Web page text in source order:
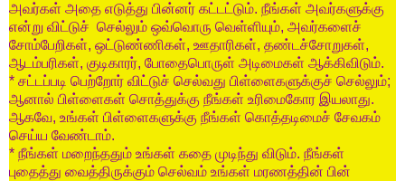
அவர்கள் அதை எடுத்து பின்னர் கட்டட்டும். நீங்கள் அவர்களுக்கு
என்று விட்டுச் செல்லும் ஒவ்வொரு வெள்ளியும், அவர்களைச்
சோம்பேறிகள், ஒட்டுண்ணிகள், ஊதாரிகள், தண்டச்சோறுகள்,
ஆடம்பரிகள், குடிகாரர், போதைபொருள் அடிமைகள் ஆக்கிவிடும்.
* சட்டப்படி பெற்றோர் விட்டுச் செல்வது பிள்ளைகளுக்குச் செல்லும்;
ஆனால் பிள்ளைகள் சொத்துக்கு நீங்கள் உரிமைகோர இயலாது.
ஆகவே, உங்கள் பிள்ளைகளுக்கு நீங்கள் கொத்தடிமைச் சேவகம்
செய்ய வேண்டாம்.
* நீங்கள் மறைந்ததும் உங்கள் கதை முடிந்து விடும். நீங்கள்
புதைத்து வைத்திருக்கும் செல்வம் உங்கள் மரணத்தின் பின்